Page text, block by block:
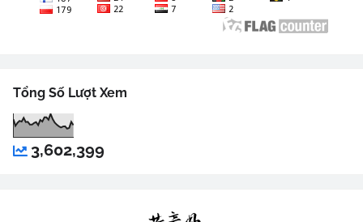
Tổng Số Lượt Xem
3,602,399